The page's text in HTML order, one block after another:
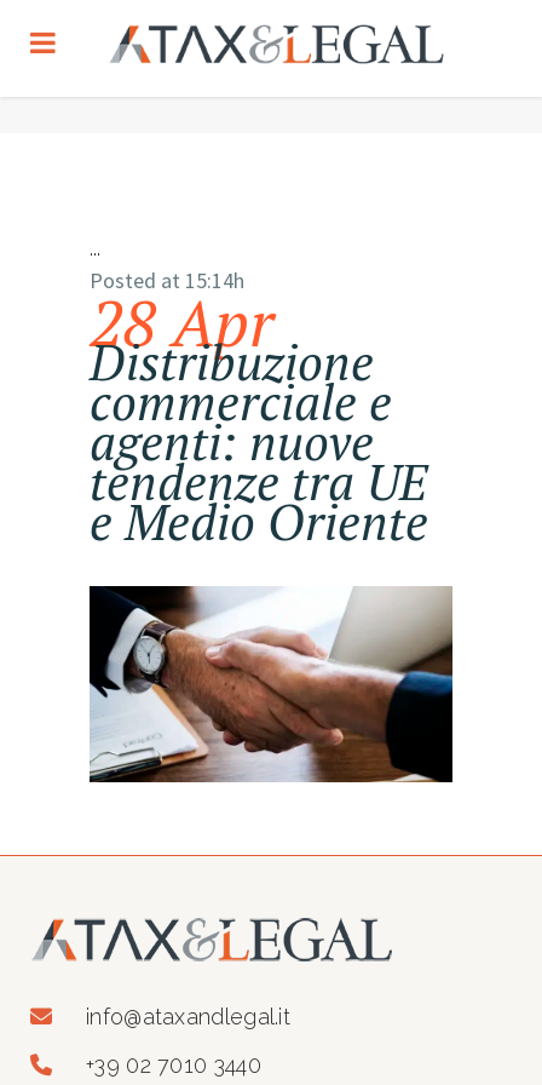
28 Apr
Distribuzione
commerciale e
agenti: nuove
tendenze tra UE
e Medio Oriente
Posted at 15:14h
...
info@ataxandlegal.it
+39 02 7010 3440